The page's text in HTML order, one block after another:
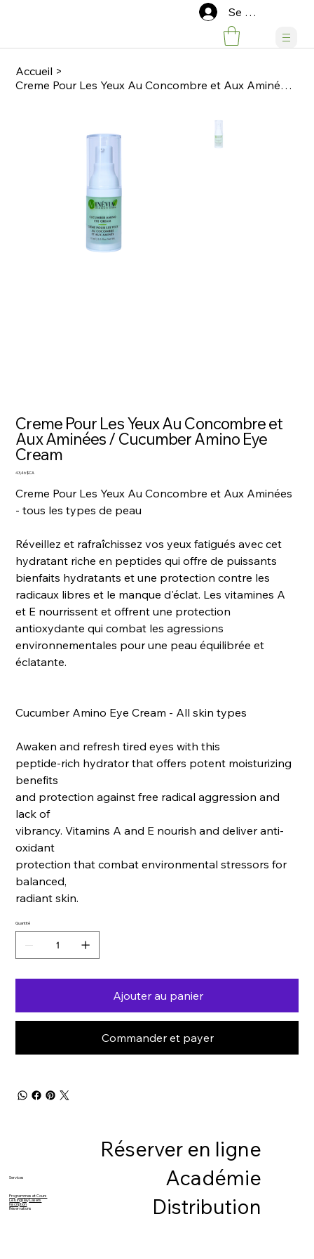
Se connecter
Accueil >
Creme Pour Les Yeux Au Concombre et Aux Aminées / Cucumber Amino Eye Cream
Creme Pour Les Yeux Au Concombre et
Aux Aminées / Cucumber Amino Eye
Cream
Prix
43,46 $CA
Creme Pour Les Yeux Au Concombre et Aux Aminées
- tous les types de peau
Réveillez et rafraîchissez vos yeux fatigués avec cet
hydratant riche en peptides qui offre de puissants
bienfaits hydratants et une protection contre les
radicaux libres et le manque d'éclat. Les vitamines A
et E nourrissent et offrent une protection
antioxydante qui combat les agressions
environnementales pour une peau équilibrée et
éclatante.
Cucumber Amino Eye Cream - All skin types
Awaken and refresh tired eyes with this
peptide-rich hydrator that offers potent moisturizing
benefits
and protection against free radical aggression and
lack of
vibrancy. Vitamins A and E nourish and deliver anti-
oxidant
protection that combat environmental stressors for
balanced,
radiant skin.
Quantité
Ajouter au panier
Commander et payer
Réserver en ligne
Académie
Distribution
Services
Programmes et Cours
Le Kingsley Lasers
Inscription
Réservations